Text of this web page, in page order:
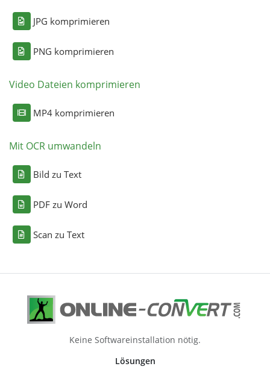
JPG komprimieren
PNG komprimieren
Video Dateien komprimieren
MP4 komprimieren
Mit OCR umwandeln
Bild zu Text
PDF zu Word
Scan zu Text
Keine Softwareinstallation nötig.
Lösungen